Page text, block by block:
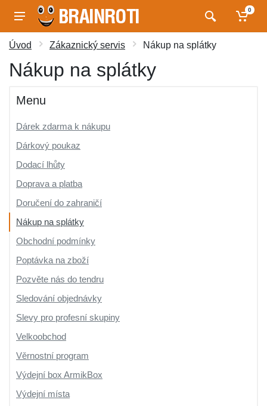
0
Úvod Zákaznický servis Nákup na splátky
Nákup na splátky
Menu
Dárek zdarma k nákupu
Dárkový poukaz
Dodací lhůty
Doprava a platba
Doručení do zahraničí
Nákup na splátky
Obchodní podmínky
Poptávka na zboží
Pozvěte nás do tendru
Sledování objednávky
Slevy pro profesní skupiny
Velkoobchod
Věrnostní program
Výdejní box ArmikBox
Výdejní místa